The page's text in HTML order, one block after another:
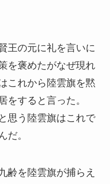
王の元に礼を言いに
を褒めたがなぜ現れ
これから陸雲旗を黙
をすると言った。
思う陸雲旗はこれで
だ。
齢を陸雲旗が捕らえ